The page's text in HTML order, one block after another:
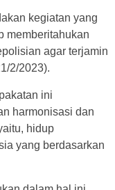
kegiatan yang
memberitahukan
agar terjamin
2/2023).
ini
harmonisasi dan
hidup
yang berdasarkan